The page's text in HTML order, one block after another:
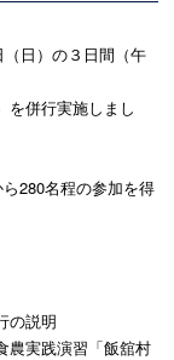
日）の３ 日間（午
を併行実施しま し
280名程の参加を得
走行の説明
農実践演習「飯舘村